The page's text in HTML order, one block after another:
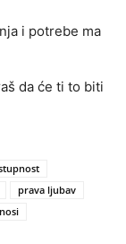
i potrebe ma
da će ti to biti
prava ljubav